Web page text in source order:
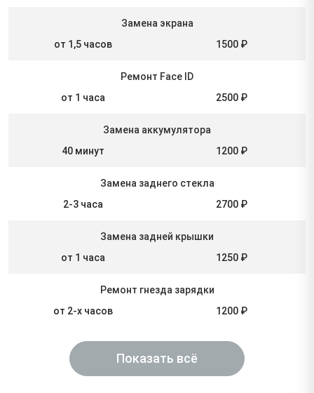
Замена экрана
от 1,5 часов
1500 ₽
Ремонт Face ID
от 1 часа
2500 ₽
Замена аккумулятора
40 минут
1200 ₽
Замена заднего стекла
2-3 часа
2700 ₽
Замена задней крышки
от 1 часа
1250 ₽
Ремонт гнезда зарядки
от 2-х часов
1200 ₽
Показать всё